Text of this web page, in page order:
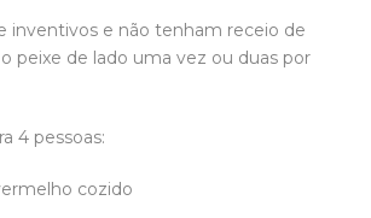
inventivos e não tenham receio de
peixe de lado uma vez ou duas por
4 pessoas:
cozido